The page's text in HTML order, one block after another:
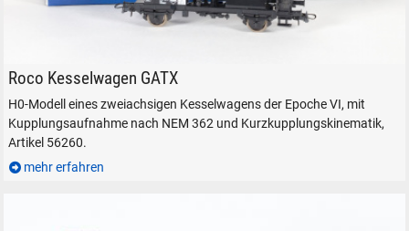
Roco Kesselwagen GATX 56260 H0 Epoche VI DC
Roco Kesselwagen GATX
H0-Modell eines zweiachsigen Kesselwagens der Epoche VI, mit
Kupplungsaufnahme nach NEM 362 und Kurzkupplungskinematik,
Artikel 56260.
mehr erfahren